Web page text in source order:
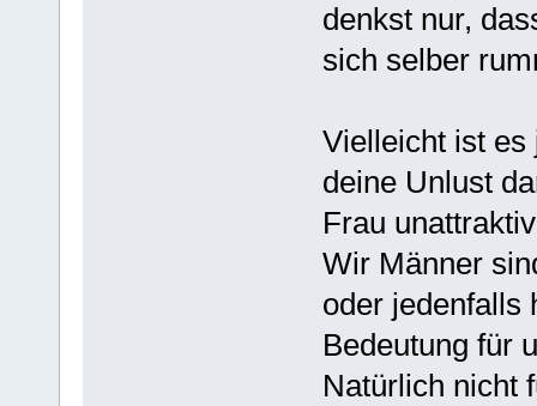
denkst nur,
sich selber
Vielleicht ist
deine Unlust
Frau
Wir Männer
oder jedenfalls
Bedeutung für
Natürlich nicht